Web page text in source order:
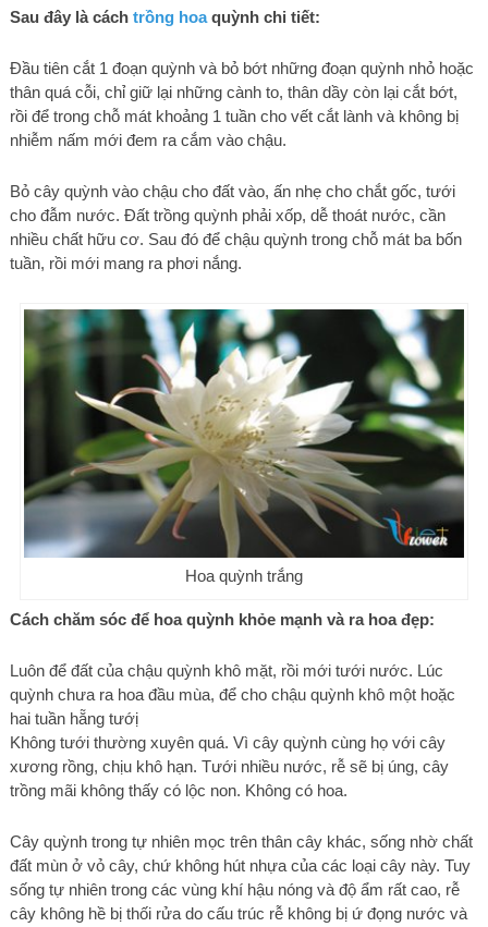
Sau đây là cách trồng hoaquỳnh chi tiết:
Đầu tiên cắt 1 đoạn quỳnh và bỏ bớt những đoạn quỳnh nhỏ hoặc
thân quá cỗi, chỉ giữ lại những cành to, thân dầy còn lại cắt bớt,
rồi để trong chỗ mát khoảng 1 tuần cho vết cắt lành và không bị
nhiễm nấm mới đem ra cắm vào chậu.
Bỏ cây quỳnh vào chậu cho đất vào, ấn nhẹ cho chắt gốc, tưới
cho đẫm nước. Đất trồng quỳnh phải xốp, dễ thoát nước, cần
nhiều chất hữu cơ. Sau đó để chậu quỳnh trong chỗ mát ba bốn
tuần, rồi mới mang ra phơi nắng.
Hoa quỳnh trắng
Cách chăm sóc để hoa quỳnh khỏe mạnh và ra hoa đẹp:
Luôn để đất của chậu quỳnh khô mặt, rồi mới tưới nước. Lúc
quỳnh chưa ra hoa đầu mùa, để cho chậu quỳnh khô một hoặc
hai tuần hẵng tướị
Không tưới thường xuyên quá. Vì cây quỳnh cùng họ với cây
xương rồng, chịu khô hạn. Tưới nhiều nước, rễ sẽ bị úng, cây
trồng mãi không thấy có lộc non. Không có hoa.
Cây quỳnh trong tự nhiên mọc trên thân cây khác, sống nhờ chất
đất mùn ở vỏ cây, chứ không hút nhựa của các loại cây này. Tuy
sống tự nhiên trong các vùng khí hậu nóng và độ ẩm rất cao, rễ
cây không hề bị thối rửa do cấu trúc rễ không bị ứ đọng nước và